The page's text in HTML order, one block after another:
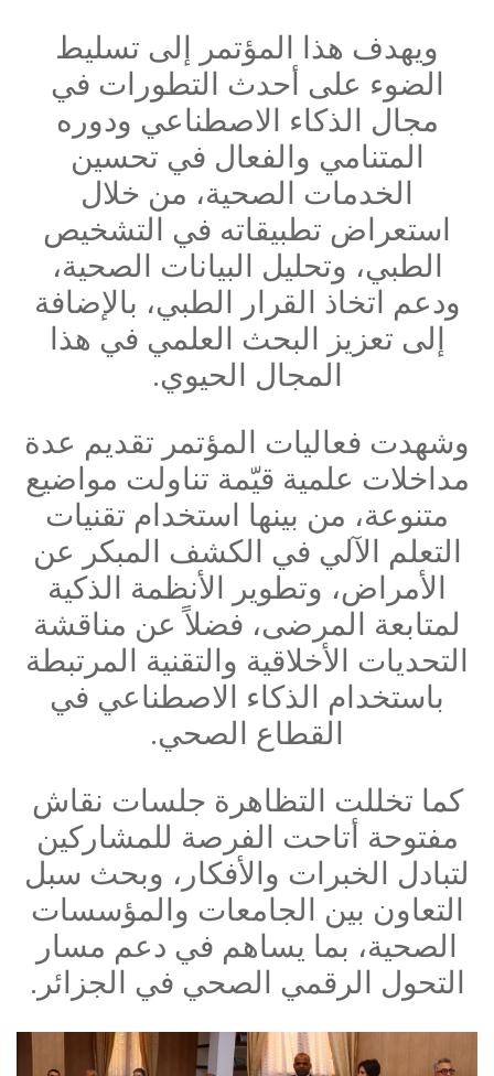
ويهدف هذا المؤتمر إلى تسليط
الضوء على أحدث التطورات في
مجال الذكاء الاصطناعي ودوره
المتنامي والفعال في تحسين
الخدمات الصحية، من خلال
استعراض تطبيقاته في التشخيص
الطبي، وتحليل البيانات الصحية،
ودعم اتخاذ القرار الطبي، بالإضافة
إلى تعزيز البحث العلمي في هذا
المجال الحيوي.
وشهدت فعاليات المؤتمر تقديم عدة
مداخلات علمية قيّمة تناولت مواضيع
متنوعة، من بينها استخدام تقنيات
التعلم الآلي في الكشف المبكر عن
الأمراض، وتطوير الأنظمة الذكية
لمتابعة المرضى، فضلاً عن مناقشة
التحديات الأخلاقية والتقنية المرتبطة
باستخدام الذكاء الاصطناعي في
القطاع الصحي.
كما تخللت التظاهرة جلسات نقاش
مفتوحة أتاحت الفرصة للمشاركين
لتبادل الخبرات والأفكار، وبحث سبل
التعاون بين الجامعات والمؤسسات
الصحية، بما يساهم في دعم مسار
التحول الرقمي الصحي في الجزائر.